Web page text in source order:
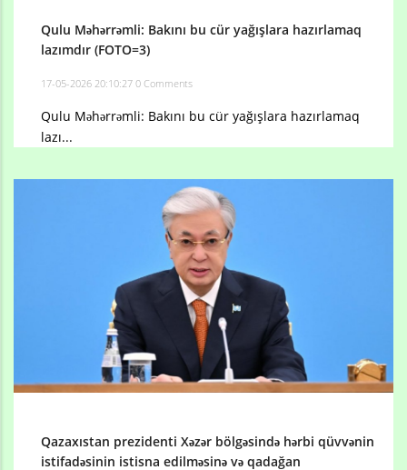
Qulu Məhərrəmli: Bakını bu cür yağışlara hazırlamaq
lazımdır (FOTO=3)
17-05-2026 20:10:27 0 Comments
Qulu Məhərrəmli: Bakını bu cür yağışlara hazırlamaq
lazı...
Qazaxıstan prezidenti Xəzər bölgəsində hərbi qüvvənin
istifadəsinin istisna edilməsinə və qadağan